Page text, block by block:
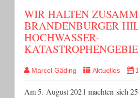
WIR HALTEN
BRANDENBURGER
HOCHWASSER-
Marcel Gäding Aktuelles
Am 5. August 2021 machten sich